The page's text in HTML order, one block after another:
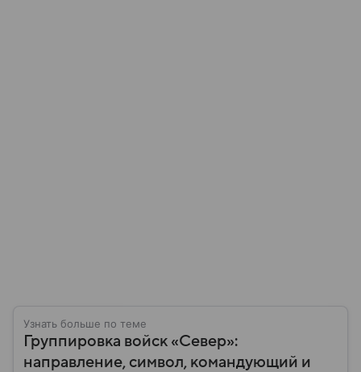
Узнать больше по теме
Группировка войск «Север»:
направление, символ, командующий и